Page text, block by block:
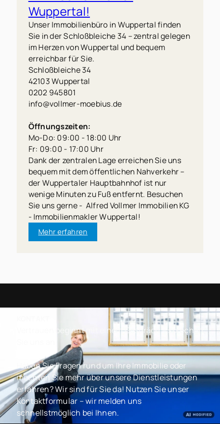
Wuppertal!
Unser Immobilienbüro in Wuppertal finden
Sie in der Schloßbleiche 34 – zentral gelegen
im Herzen von Wuppertal und bequem
erreichbar für Sie.
Schloßbleiche 34
42103 Wuppertal
0202 945801
info@vollmer-moebius.de
Öffnungszeiten:
Mo-Do: 09:00 - 18:00 Uhr
Fr: 09:00 - 17:00 Uhr
Dank der zentralen Lage erreichen Sie uns
bequem mit dem öffentlichen Nahverkehr –
der Wuppertaler Hauptbahnhof ist nur
wenige Minuten zu Fuß entfernt. Besuchen
Sie uns gerne - Alfred Vollmer Immobilien KG
- Immobilienmakler Wuppertal!
Mehr erfahren
Vertrauen beginnt mit einem Gespräch – sprechen
Haben Sie Fragen rund um Ihre Immobilie oder
möchten Sie mehr über unsere Dienstleistungen
erfahren? Wir sind für Sie da! Nutzen Sie unser
Kontaktformular – wir melden uns
schnellstmöglich bei Ihnen.